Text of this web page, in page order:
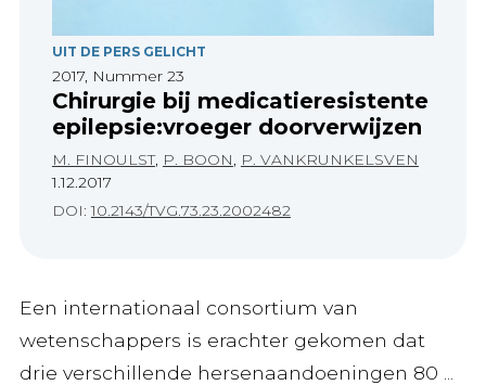
UIT DE PERS GELICHT
2017, Nummer 23
Chirurgie bij medicatieresistente
epilepsie:vroeger doorverwijzen
M. FINOULST, P. BOON, P. VANKRUNKELSVEN
1.12.2017
DOI:10.2143/TVG.73.23.2002482
Een internationaal consortium van
wetenschappers is erachter gekomen dat
drie verschillende hersenaandoeningen 80 ...